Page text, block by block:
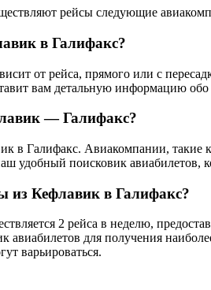
рейсы следующие
в Галифакс?
от рейса, прямого или с
вам детальную информацию
— Галифакс?
в Галифакс. Авиакомпании, такие
удобный поисковик авиабилетов,
из Кефлавик в Галифакс?
2 рейса в неделю,
авиабилетов для получения
варьироваться.